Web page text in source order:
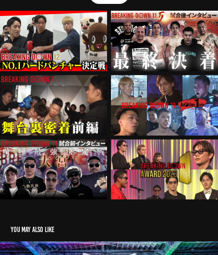
You may also like